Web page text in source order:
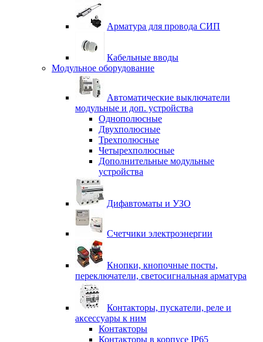
Арматура для провода СИП
Кабельные вводы
Модульное оборудование
Автоматические выключатели
модульные и доп. устройства
Однополюсные
Двухполюсные
Трехполюсные
Четырехполюсные
Дополнительные модульные
устройства
Дифавтоматы и УЗО
Счетчики электроэнергии
Кнопки, кнопочные посты,
переключатели, светосигнальная арматура
Контакторы, пускатели, реле и
аксессуары к ним
Контакторы
Контакторы в корпусе IP65